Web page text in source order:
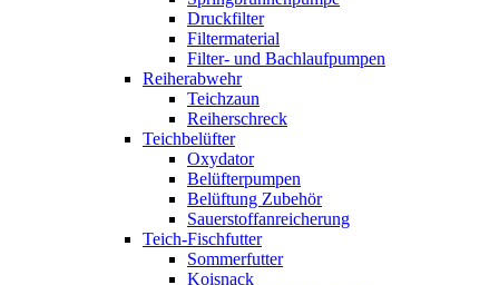
Druckfilter
Filtermaterial
Filter- und Bachlaufpumpen
Reiherabwehr
Teichzaun
Reiherschreck
Teichbelüfter
Oxydator
Belüfterpumpen
Belüftung Zubehör
Sauerstoffanreicherung
Teich-Fischfutter
Sommerfutter
Koisnack